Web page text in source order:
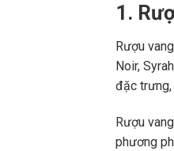
1.
Rượu
Noir,
đặc trưng,
Rượu
phương